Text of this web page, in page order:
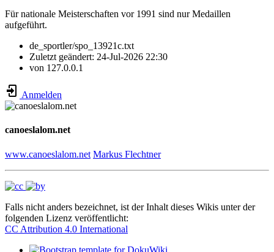
Für nationale Meisterschaften vor 1991 sind nur Medaillen
aufgeführt.
de_sportler/spo_13921c.txt
Zuletzt geändert: 24-Jul-2026 22:30
von 127.0.0.1
Anmelden
canoeslalom.net
www.canoeslalom.net Markus Flechtner
Falls nicht anders bezeichnet, ist der Inhalt dieses Wikis unter der
folgenden Lizenz veröffentlicht:
CC Attribution 4.0 International